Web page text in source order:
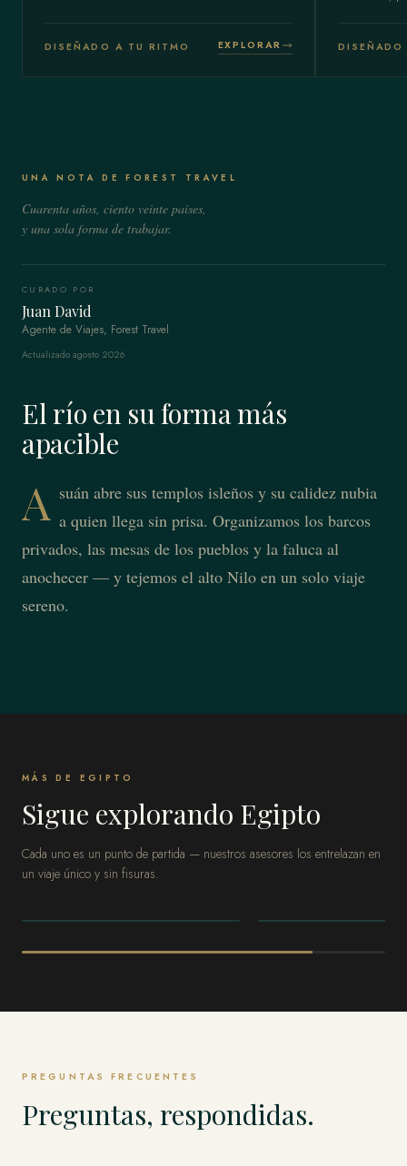
DISEÑADO A TU RITMO EXPLORAR
UNA NOTA DE FOREST TRAVEL
Cuarenta años, ciento veinte países,
y una sola forma de trabajar.
CURADO POR
Juan David
Agente de Viajes, Forest Travel
Actualizado agosto 2026
El río en su forma más
apacible
A suán abre sus templos isleños y su calidez nubia
a quien llega sin prisa. Organizamos los barcos
privados, las mesas de los pueblos y la faluca al
anochecer — y tejemos el alto Nilo en un solo viaje
sereno.
MÁS DE EGIPTO
Sigue explorando Egipto
Cada uno es un punto de partida — nuestros asesores los entrelazan en
un viaje único y sin fisuras.
PREGUNTAS FRECUENTES
Preguntas, respondidas.